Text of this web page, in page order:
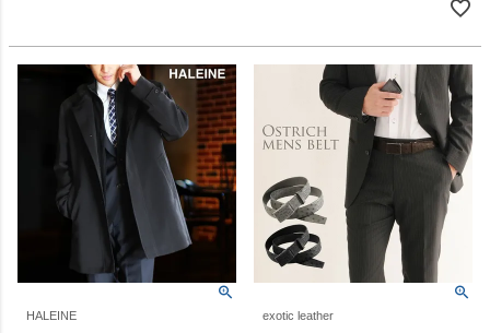
HALEINE exotic leather